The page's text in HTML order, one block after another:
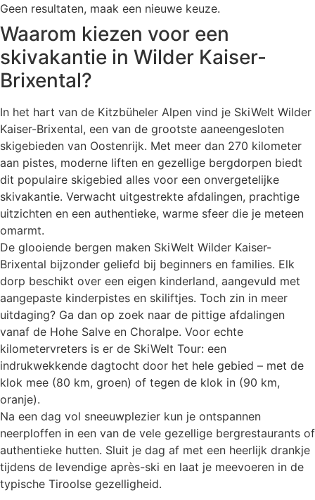
Geen resultaten, maak een nieuwe keuze.
Waarom kiezen voor een
skivakantie in Wilder Kaiser-
Brixental?
In het hart van de Kitzbüheler Alpen vind je SkiWelt Wilder
Kaiser-Brixental, een van de grootste aaneengesloten
skigebieden van Oostenrijk. Met meer dan 270 kilometer
aan pistes, moderne liften en gezellige bergdorpen biedt
dit populaire skigebied alles voor een onvergetelijke
skivakantie. Verwacht uitgestrekte afdalingen, prachtige
uitzichten en een authentieke, warme sfeer die je meteen
omarmt.
De glooiende bergen maken SkiWelt Wilder Kaiser-
Brixental bijzonder geliefd bij beginners en families. Elk
dorp beschikt over een eigen kinderland, aangevuld met
aangepaste kinderpistes en skiliftjes. Toch zin in meer
uitdaging? Ga dan op zoek naar de pittige afdalingen
vanaf de Hohe Salve en Choralpe. Voor echte
kilometervreters is er de SkiWelt Tour: een
indrukwekkende dagtocht door het hele gebied – met de
klok mee (80 km, groen) of tegen de klok in (90 km,
oranje).
Na een dag vol sneeuwplezier kun je ontspannen
neerploffen in een van de vele gezellige bergrestaurants of
authentieke hutten. Sluit je dag af met een heerlijk drankje
tijdens de levendige après-ski en laat je meevoeren in de
typische Tiroolse gezelligheid.